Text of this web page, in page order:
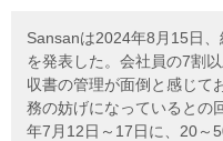
Sansanは2024年8月15日
を発表した。会社員の7割
収書の管理が面倒と感じて
務の妨げになっているとの
年7月12日～17日に、20～